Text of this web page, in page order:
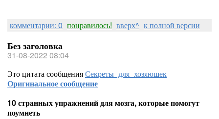
комментарии: 0 понравилось! вверх^ к полной версии
Без заголовка
31-08-2022 08:04
Это цитата сообщенияСекреты_для_хозяюшек
Оригинальное сообщение
10 странных упражнений для мозга, которые помогут
поумнеть